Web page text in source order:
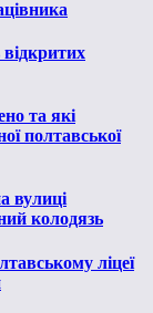
та які
полтавської
вулиці
колодязь
ліцеї